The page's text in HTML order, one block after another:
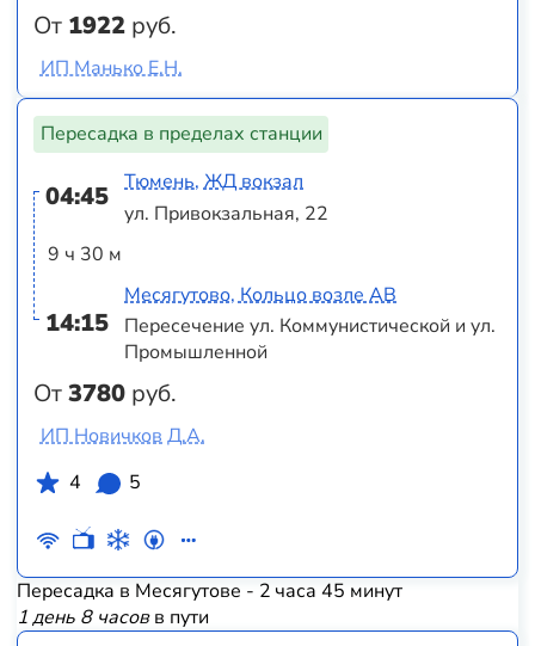
От 1922 руб.
ИП Манько Е.Н.
Пересадка в пределах станции
04:45
9 ч 30 м
14:15
От3780 руб.
Тюмень, ЖД вокзал
ул. Привокзальная, 22
Месягутово, Кольцо возле АВ
Пересечение ул. Коммунистической и ул.
Промышленной
ИП Новичков Д.А.
4
5
Пересадка в Месягутове - 2 часа 45 минут
1 день 8 часовв пути